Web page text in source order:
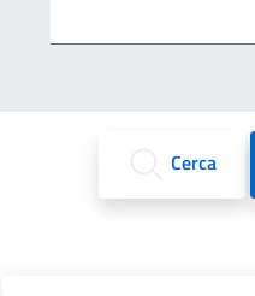
Cerca